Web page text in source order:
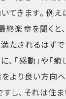
てきます。例え
終楽章を聞くと
たされるはずで
「感動」や「癒
より良い方向
し、それは住